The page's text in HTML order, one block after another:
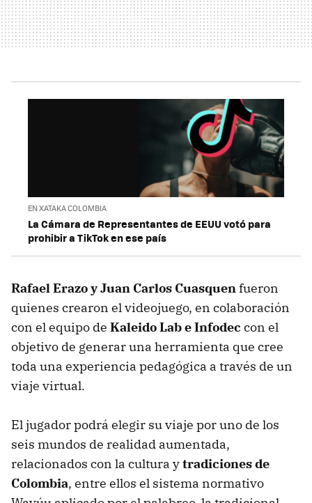
EN XATAKA COLOMBIA
La Cámara de Representantes de EEUU votó para
prohibir a TikTok en ese país
Rafael Erazo y Juan Carlos Cuasquenfueron
quienes crearon el videojuego, en colaboración
con el equipo de Kaleido Lab e Infodec con el
objetivo de generar una herramienta que cree
toda una experiencia pedagógica a través de un
viaje virtual.
El jugador podrá elegir su viaje por uno de los
seis mundos de realidad aumentada,
relacionados con la cultura ytradiciones de
Colombia, entre ellos el sistema normativo